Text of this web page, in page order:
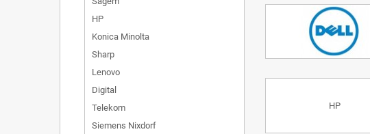
HP
Konica Minolta
Sharp
Lenovo
Digital
Telekom
Siemens Nixdorf
HP